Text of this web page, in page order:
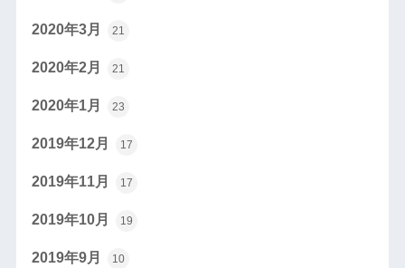
2020年3月 21
2020年2月 21
2020年1月 23
2019年12月 17
2019年11月 17
2019年10月 19
2019年9月 10